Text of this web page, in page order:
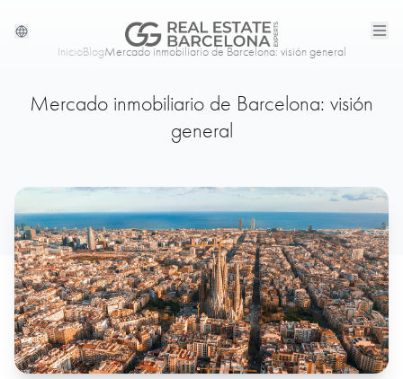
InicioBlogMercado inmobiliario de Barcelona: visión general
Mercado inmobiliario de Barcelona: visión
general